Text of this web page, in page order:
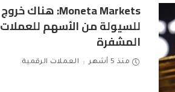
Moneta Markets: هناك خروج
للسيولة من الأسهم للعملات
المشفرة
منذ 5 أشهر العملات الرقمية